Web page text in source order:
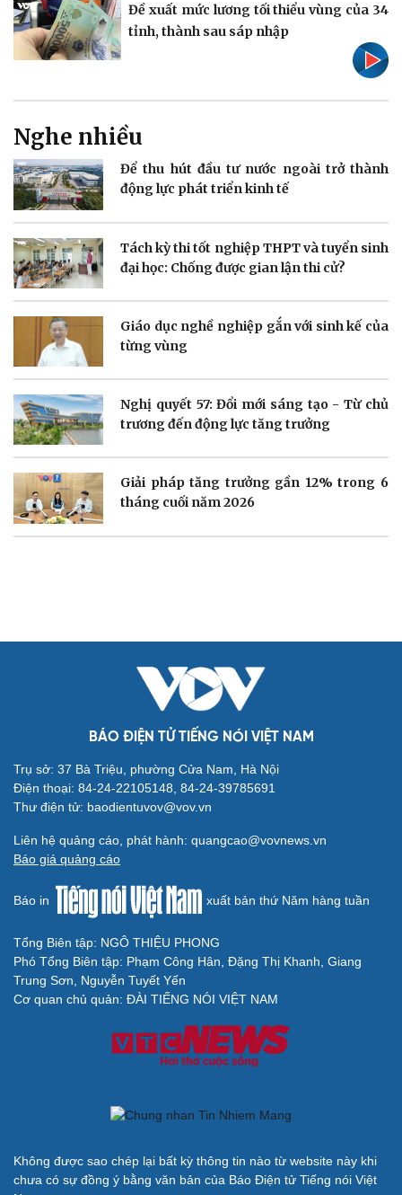
Tin nóng
Tư vấn luật
Việt Nam
Phân tích
Thể thao
Bóng đá
Lịch thi đấu bóng đá
Thế giới thể thao
Xe máy
Tư vấn
Doanh nghiệp
Thông tin doanh nghiệp
Doanh nghiệp 24h
Doanh nhân
Vì cộng đồng
Tin Công nghệ
Trải nghiệm
Chuyển đổi số
Sức khỏe
Làm đẹp - giảm cân
Văn hóa
Sân khấu - Điện ảnh
Âm nhạc
Di sản
Giải trí
Sao Việt
Du lịch
Tư vấn
Câu chuyện thời sự
Cửa sổ tình yêu
Kể chuyện cho bé
Cải chính
Đề xuất mức lương tối thiểu vùng của 34
tỉnh, thành sau sáp nhập
Nghe nhiều
Để thu hút đầu tư nước ngoài trở thành
động lực phát triển kinh tế
Tách kỳ thi tốt nghiệp THPT và tuyển sinh
đại học: Chống được gian lận thi cử?
Giáo dục nghề nghiệp gắn với sinh kế của
từng vùng
Nghị quyết 57: Đổi mới sáng tạo - Từ chủ
trương đến động lực tăng trưởng
Giải pháp tăng trưởng gần 12% trong 6
tháng cuối năm 2026
BÁO ĐIỆN TỬ TIẾNG NÓI VIỆT NAM
Trụ sở: 37 Bà Triệu, phường Cửa Nam, Hà Nội
Điện thoại: 84-24-22105148, 84-24-39785691
Thư điện tử: baodientuvov@vov.vn
Liên hệ quảng cáo, phát hành: quangcao@vovnews.vn
Báo giá quảng cáo
Báo in xuất bản thứ Năm hàng tuần
Tổng Biên tập: NGÔ THIỆU PHONG
Phó Tổng Biên tập: Phạm Công Hân, Đặng Thị Khanh, Giang
Trung Sơn, Nguyễn Tuyết Yến
Cơ quan chủ quản: ĐÀI TIẾNG NÓI VIỆT NAM
Không được sao chép lại bất kỳ thông tin nào từ website này khi
chưa có sự đồng ý bằng văn bản của Báo Điện tử Tiếng nói Việt